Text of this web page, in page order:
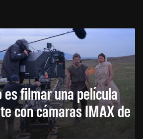
es filmar una película
con cámaras IMAX de